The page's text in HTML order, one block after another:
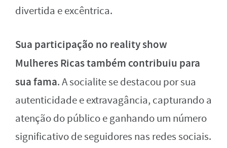
divertida e excêntrica.
Sua participação no reality show
Mulheres Ricas também contribuiu para
sua fama. A socialite se destacou por sua
autenticidade e extravagância, capturando a
atenção do público e ganhando um número
significativo de seguidores nas redes sociais.